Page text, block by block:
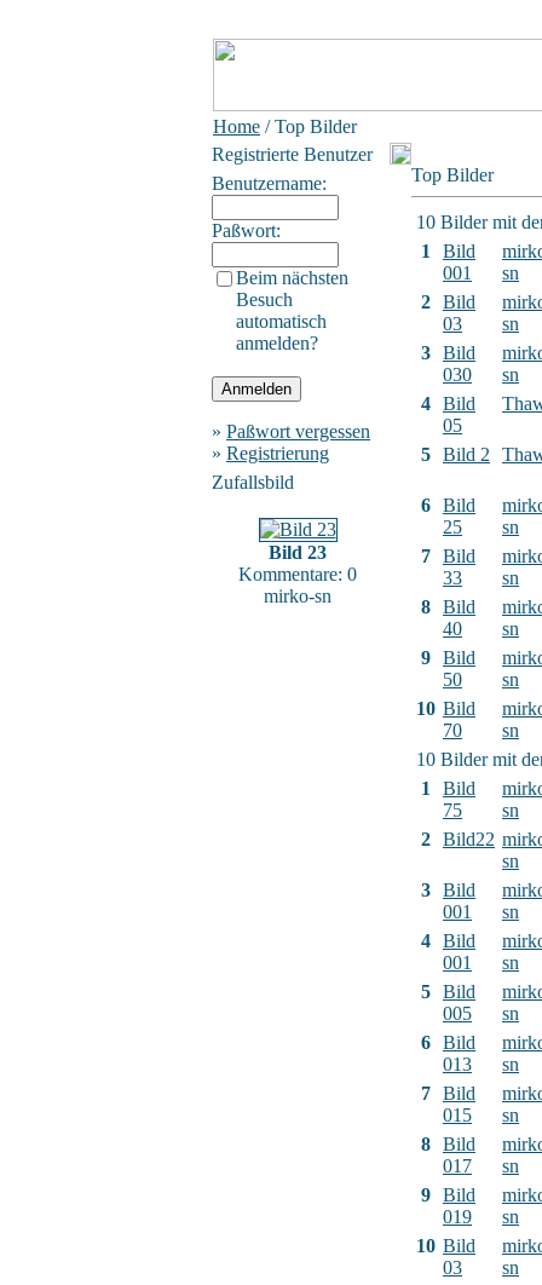
Home / Top Bilder
Registrierte Benutzer
Benutzername:
Paßwort:
Beim nächsten
Besuch
automatisch
anmelden?
» Paßwort vergessen
» Registrierung
Zufallsbild
Bild 23
Kommentare: 0
mirko-sn
Top Bilder
10 Bilder mit
1
Bild
001
sn
2 Bild
03
sn
3 Bild
030
sn
4 Bild
05
5 Bild 2
6 Bild
25
sn
7 Bild
33
sn
8 Bild
40
sn
9 Bild
50
sn
10 Bild
70
sn
10 Bilder mit
1
Bild
75
sn
2 Bild22
sn
3 Bild
001
sn
4 Bild
001
sn
5 Bild
005
sn
6 Bild
013
sn
7 Bild
015
sn
8 Bild
017
sn
9 Bild
019
sn
10 Bild
03
sn